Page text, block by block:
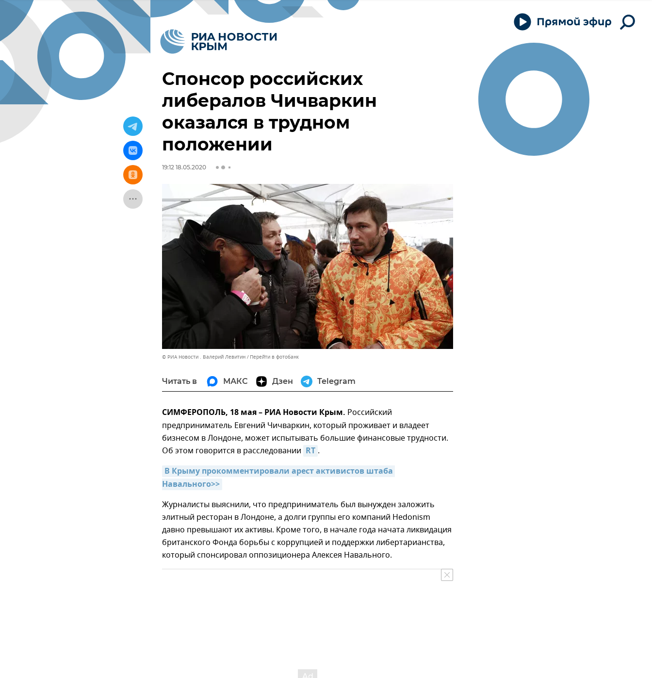
Спонсор российских
либералов Чичваркин
оказался в трудном
положении
19:12 18.05.2020
© РИА Новости . Валерий Левитин Перейти в фотобанк
Читать в МАКС Дзен Telegram
СИМФЕРОПОЛЬ, 18 мая – РИА Новости Крым. Российский
предприниматель Евгений Чичваркин, который проживает и владеет
бизнесом в Лондоне, может испытывать большие финансовые трудности.
Об этом говорится в расследовании RT .
В Крыму прокомментировали арест активистов штаба
Навального>>
Журналисты выяснили, что предприниматель был вынужден заложить
элитный ресторан в Лондоне, а долги группы его компаний Hedonism
давно превышают их активы. Кроме того, в начале года начата ликвидация
британского Фонда борьбы с коррупцией и поддержки либертарианства,
который спонсировал оппозиционера Алексея Навального.